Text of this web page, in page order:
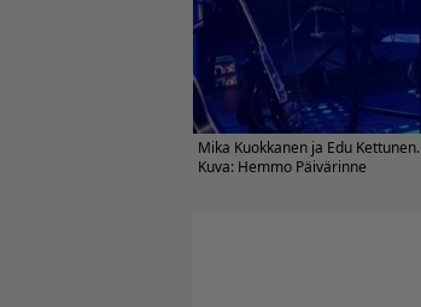
Mika Kuokkanen ja Edu Kettunen.
Kuva: Hemmo Päivärinne